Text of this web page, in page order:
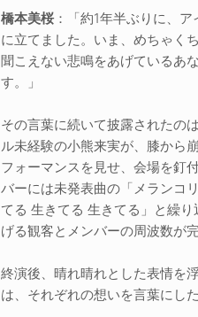
橋本美桜：「約1年半ぶりに、
に立てました。いま、めちゃく
聞こえない悲鳴をあげているあ
す。」
その言葉に続いて披露されたの
ル未経験の小熊来実が、膝から
フォーマンスを見せ、会場を釘
バーには未発表曲の「メランコ
てる 生きてる 生きてる」と繰
げる観客とメンバーの周波数が
終演後、晴れ晴れとした表情を
は、それぞれの想いを言葉にした